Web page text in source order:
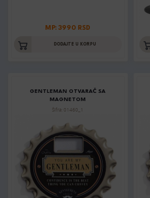
MP: 3990 RSD
DODAJTE U KORPU
GENTLEMAN OTVARAČ SA
MAGNETOM
Šifra: 01460_1